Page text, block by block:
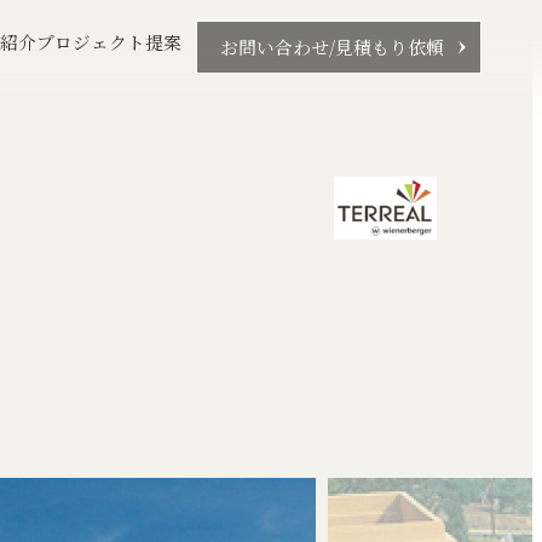
介プロジェクト提案 お問い合わせ/見積もり依頼